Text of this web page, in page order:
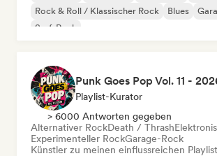
Rock & Roll / Klassischer Rock
Blues
Surf-Rock
Punk Goes Pop Vol. 11 -
Playlist-Kurator
> 6000 Antworten gegeben
Alternativer RockDeath / Thrash
Experimenteller RockGarage-Rock
Künstler zu meinen einflussreichen